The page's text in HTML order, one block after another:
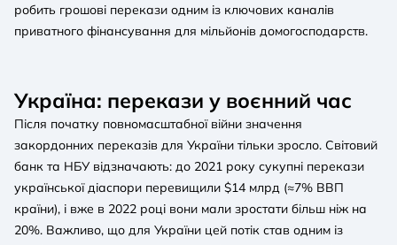
робить грошові перекази одним із ключових каналів
приватного фінансування для мільйонів домогосподарств.
Україна: перекази у воєнний час
Після початку повномасштабної війни значення
закордонних переказів для України тільки зросло. Світовий
банк та НБУ відзначають: до 2021 року сукупні перекази
української діаспори перевищили $14 млрд (≈7% ВВП
країни), і вже в 2022 році вони мали зростати більш ніж на
20%. Важливо, що для України цей потік став одним із